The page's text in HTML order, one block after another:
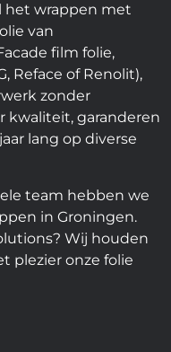
het wrappen met
van
film folie,
Reface of Renolit),
zonder
kwaliteit, garanderen
lang op diverse
team hebben we
in Groningen.
Wij houden
plezier onze folie